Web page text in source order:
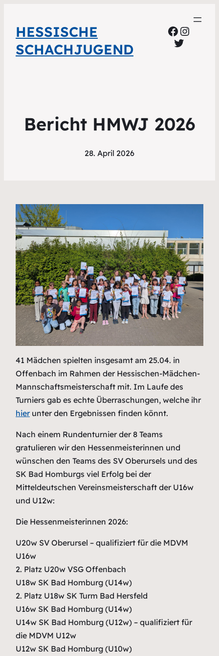
HESSISCHE
SCHACHJUGEND
Twitter
Bericht HMWJ 2026
28. April 2026
41 Mädchen spielten insgesamt am 25.04. in
Offenbach im Rahmen der Hessischen-Mädchen-
Mannschaftsmeisterschaft mit. Im Laufe des
Turniers gab es echte Überraschungen, welche ihr
hierunter den Ergebnissen finden könnt.
Nach einem Rundenturnier der 8 Teams
gratulieren wir den Hessenmeisterinnen und
wünschen den Teams des SV Oberursels und des
SK Bad Homburgs viel Erfolg bei der
Mitteldeutschen Vereinsmeisterschaft der U16w
und U12w:
Die Hessenmeisterinnen 2026:
U20w SV Oberursel – qualifiziert für die MDVM
U16w
2. Platz U20w VSG Offenbach
U18w SK Bad Homburg (U14w)
2. Platz U18w SK Turm Bad Hersfeld
U16w SK Bad Homburg (U14w)
U14w SK Bad Homburg (U12w) – qualifiziert für
die MDVM U12w
U12w SK Bad Homburg (U10w)